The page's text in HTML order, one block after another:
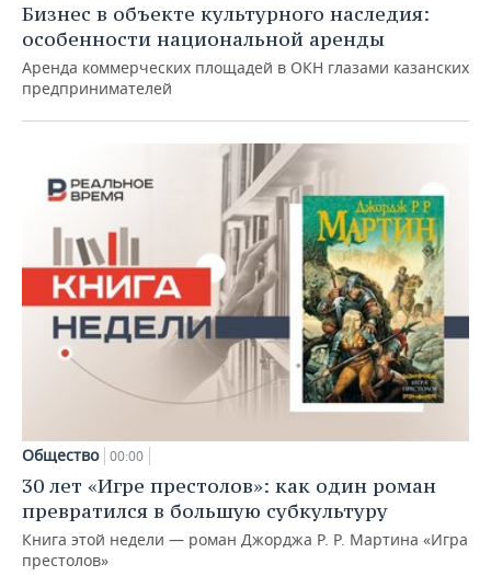
Бизнес в объекте культурного наследия:
особенности национальной аренды
Аренда коммерческих площадей в ОКН глазами казанских
предпринимателей
Общество 00:00
30 лет «Игре престолов»: как один роман
превратился в большую субкультуру
Книга этой недели — роман Джорджа Р. Р. Мартина «Игра
престолов»